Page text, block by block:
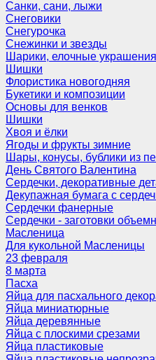
Санки, сани, лыжи
Снеговики
Снегурочка
Снежинки и звезды
Шарики, елочные украшения
Шишки
Флористика новогодняя
Букетики и композиции
Основы для венков
Шишки
Хвоя и ёлки
Ягоды и фрукты зимние
Шары, конусы, бублики из
День Святого Валентина
Сердечки, декоративные
Декупажная бумага с
Сердечки фанерные
Сердечки - заготовки
Масленица
Для кукольной Масленицы
23 февраля
8 марта
Пасха
Яйца для пасхального
Яйца миниатюрные
Яйца деревянные
Яйца с плоскими срезами
Яйца пластиковые